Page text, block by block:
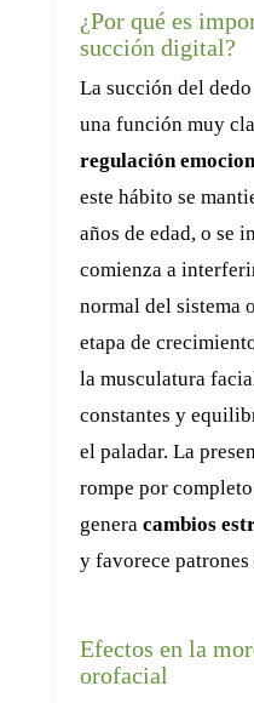
¿Por qué es
succión digital?
La succión del
una función muy
regulación
este hábito se
años de edad, o se
comienza a
normal del sistema
etapa de
la musculatura
constantes y
el paladar. La
rompe por
genera cambios
y favorece
Efectos en la
orofacial